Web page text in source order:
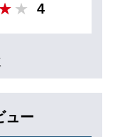
4
ュー